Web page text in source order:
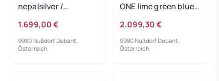
nepalsilver /
54 cm
1.699,00 €
9990 Nußdorf Debant,
Österreich
ONE lime green blue
2.099,30 €
9990 Nußdorf Debant,
Österreich